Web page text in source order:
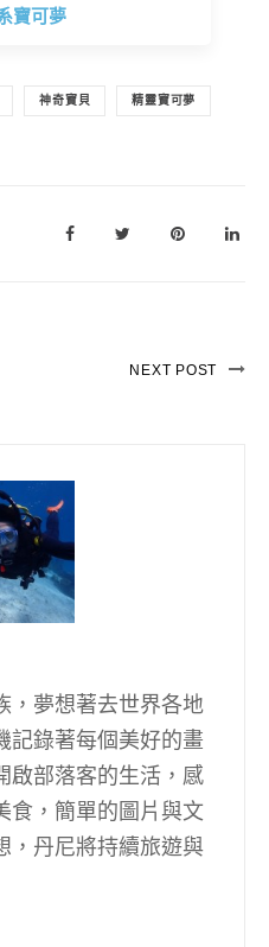
寶可夢
神奇寶貝 精靈寶可夢
NEXT POST
，夢想著去世界各地
記錄著每個美好的畫
啟部落客的生活，感
食，簡單的圖片與文
，丹尼將持續旅遊與